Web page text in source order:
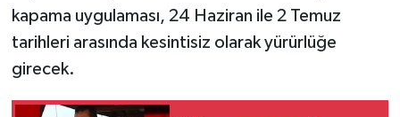
kapama uygulaması, 24 Haziran ile 2 Temuz
tarihleri arasında kesintisiz olarak yürürlüğe
girecek.